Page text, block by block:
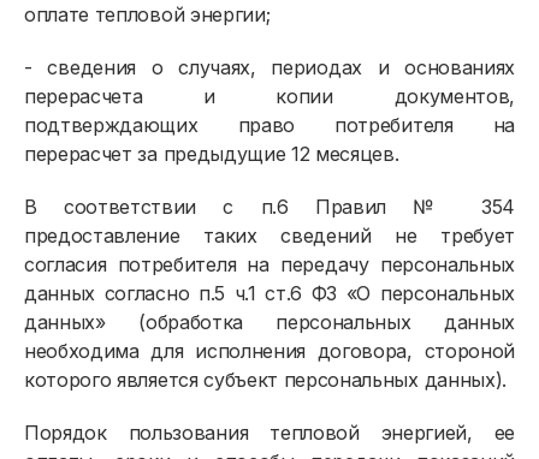
оплате тепловой энергии;
- сведения о случаях, периодах и основаниях
перерасчета и копии документов,
подтверждающих право потребителя на
перерасчет за предыдущие 12 месяцев.
В соответствии с п.6 Правил № 354
предоставление таких сведений не требует
согласия потребителя на передачу персональных
данных согласно п.5 ч.1 ст.6 ФЗ «О персональных
данных» (обработка персональных данных
необходима для исполнения договора, стороной
которого является субъект персональных данных).
Порядок пользования тепловой энергией, ее